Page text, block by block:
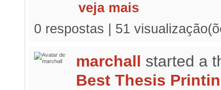
veja mais
0 respostas | 51
marchall started a
Best Thesis